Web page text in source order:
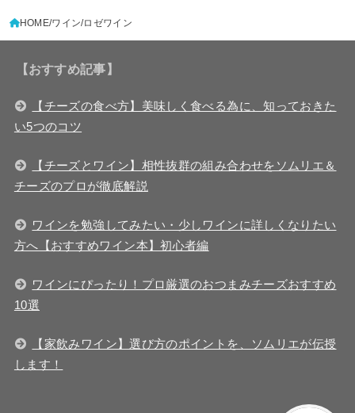
HOME ワイン ロゼワイン
【おすすめ記事】
【チーズの食べ方】美味しく食べる為に、知っておきた
い5つのコツ
【チーズとワイン】相性抜群の組み合わせをソムリエ＆
チーズのプロが徹底解説
ワインを勉強してみたい・少しワインに詳しくなりたい
方へ【おすすめワイン本】初心者編
ワインにぴったり！プロ厳選のおつまみチーズおすすめ
10選
【家飲みワイン】選び方のポイントを、ソムリエが伝授
します！